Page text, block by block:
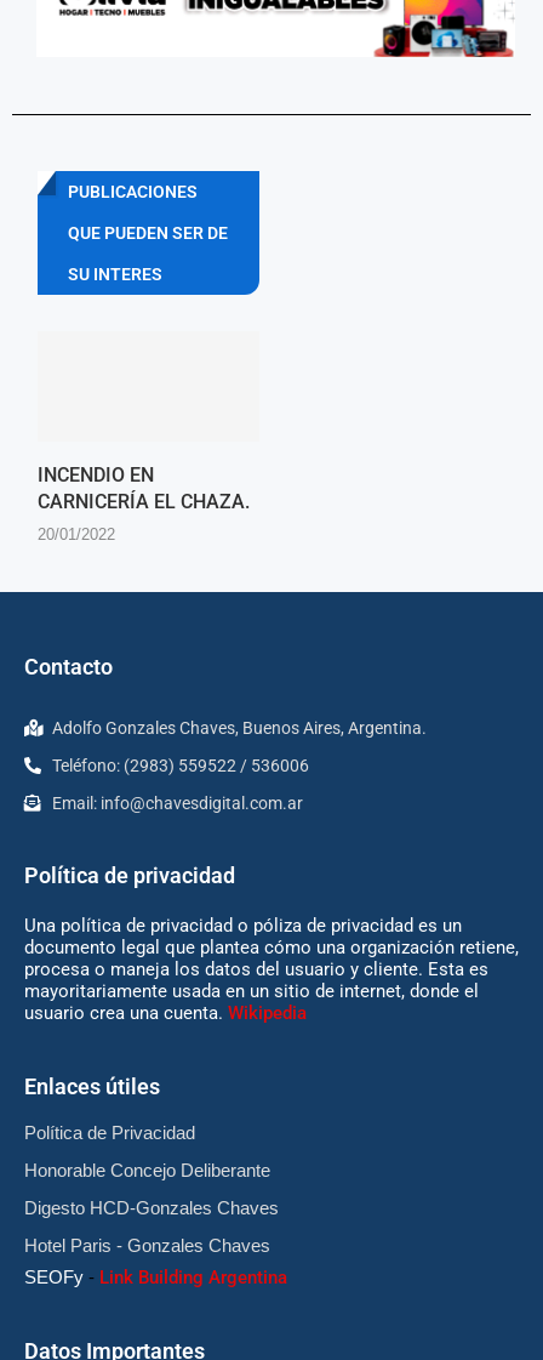
PUBLICACIONES
QUE PUEDEN SER DE
SU INTERES
INCENDIO EN
CARNICERÍA EL CHAZA.
20/01/2022
Contacto
Adolfo Gonzales Chaves, Buenos Aires, Argentina.
Teléfono: (2983) 559522 / 536006
Email: info@chavesdigital.com.ar
Política de privacidad
Una política de privacidad o póliza de privacidad es un
documento legal que plantea cómo una organización retiene,
procesa o maneja los datos del usuario y cliente. Esta es
mayoritariamente usada en un sitio de internet, donde el
usuario crea una cuenta. Wikipedia
Enlaces útiles
Política de Privacidad
Honorable Concejo Deliberante
Digesto HCD-Gonzales Chaves
Hotel Paris - Gonzales Chaves
SEOFy - Link Building Argentina
Datos Importantes